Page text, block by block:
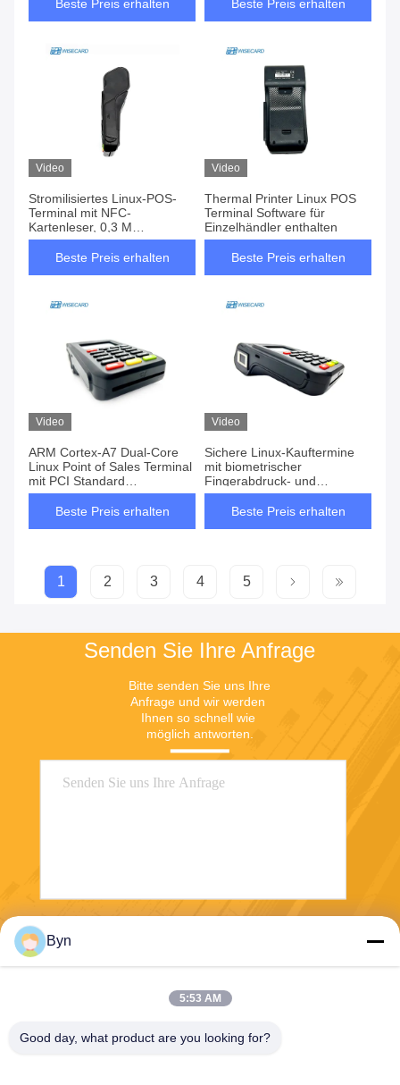
Beste Preis erhalten Beste Preis erhalten
Video
Stromilisiertes Linux-POS-
Terminal mit NFC-
Kartenleser, 0,3 M
Pixelkamera und 1 GB RAM
Beste Preis erhalten
Video
Thermal Printer Linux POS
Terminal Software für
Einzelhändler enthalten
Beste Preis erhalten
Video
ARM Cortex-A7 Dual-Core
Linux Point of Sales Terminal
mit PCI Standard
verschlüsselter Tastatur
Beste Preis erhalten
Video
Sichere Linux-Kauftermine
mit biometrischer
Fingerabdruck- und
Kameraüberprüfung
Beste Preis erhalten
1 2 3 4 5
Senden Sie Ihre Anfrage
Bitte senden Sie uns Ihre
Anfrage und wir werden
Ihnen so schnell wie
möglich antworten.
Byn
5:53 AM
Good day, what product are you looking for?